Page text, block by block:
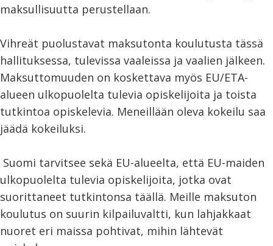
maksullisuutta perustellaan.
Vihreät puolustavat maksutonta koulutusta tässä
hallituksessa, tulevissa vaaleissa ja vaalien jälkeen.
Maksuttomuuden on koskettava myös EU/ETA-
alueen ulkopuolelta tulevia opiskelijoita ja toista
tutkintoa opiskelevia. Meneillään oleva kokeilu saa
jäädä kokeiluksi.
Suomi tarvitsee sekä EU-alueelta, että EU-maiden
ulkopuolelta tulevia opiskelijoita, jotka ovat
suorittaneet tutkintonsa täällä. Meille maksuton
koulutus on suurin kilpailuvaltti, kun lahjakkaat
nuoret eri maissa pohtivat, mihin lähtevät